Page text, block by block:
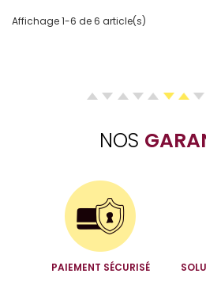
Affichage 1-6 de 6 article(s)
NOS
PAIEMENT SÉCURISÉ